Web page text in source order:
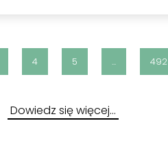
4 5 ... 492
Dowiedz się więcej…